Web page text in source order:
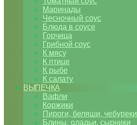
Маринады
Чесночный соус
Блюда в соусе
Горчица
Грибной соус
К мясу
К птице
К рыбе
К салату
ВЫПЕЧКА
Вафли
Коржики
Пироги, беляши, чебуреки
Блины, оладьи, сырники